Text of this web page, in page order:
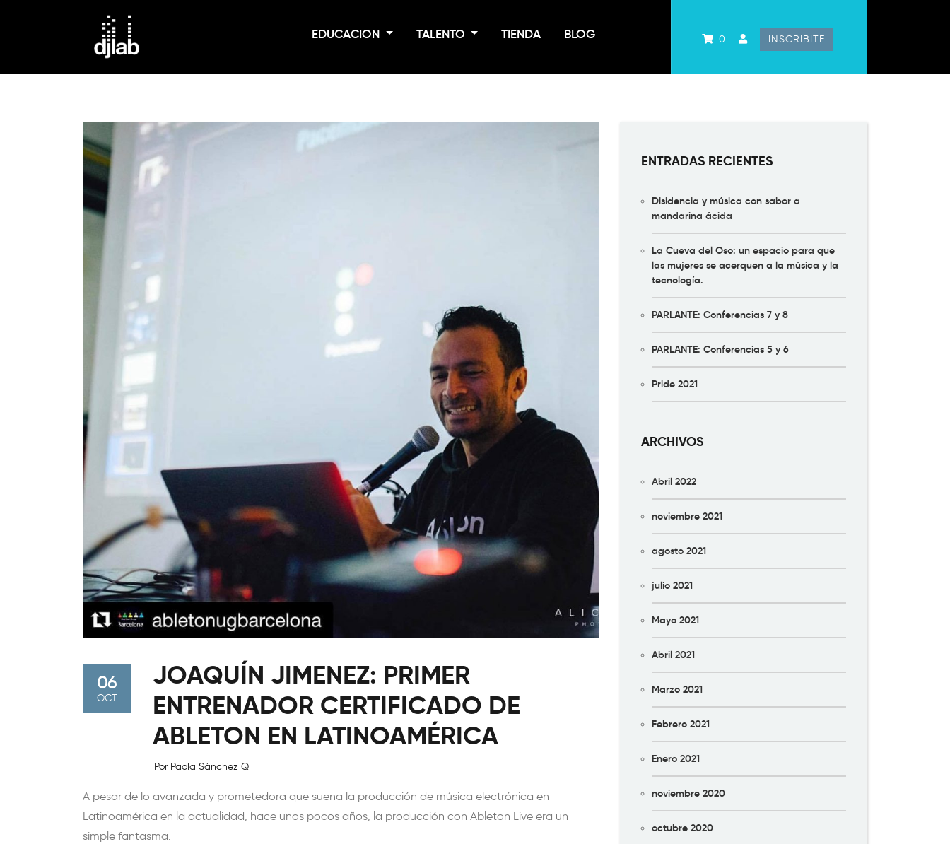
EDUCACION TALENTO TIENDA BLOG 0 INSCRIBITE
06
OCT
JOAQUÍN JIMENEZ: PRIMER
ENTRENADOR CERTIFICADO DE
ABLETON EN LATINOAMÉRICA
Por Paola Sánchez Q
A pesar de lo avanzada y prometedora que suena la producción de música electrónica en
Latinoamérica en la actualidad, hace unos pocos años, la producción con Ableton Live era un
simple fantasma.
ENTRADAS RECIENTES
Disidencia y música con sabor a
mandarina ácida
La Cueva del Oso: un espacio para que
las mujeres se acerquen a la música y la
tecnología.
PARLANTE: Conferencias 7 y 8
PARLANTE: Conferencias 5 y 6
Pride 2021
ARCHIVOS
Abril 2022
noviembre 2021
agosto 2021
julio 2021
Mayo 2021
Abril 2021
Marzo 2021
Febrero 2021
Enero 2021
noviembre 2020
octubre 2020